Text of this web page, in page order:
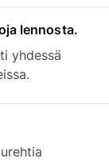
lennosta.
yhdessä